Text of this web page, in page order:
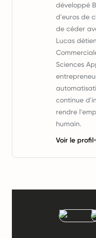
développé
d'euros de
de céder
Lucas
Sciences
continue
rendre
humain.
Voir le profil